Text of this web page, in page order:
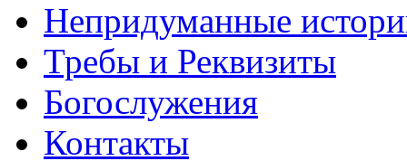
Непридуманные
Требы и Реквизиты
Богослужения
Контакты